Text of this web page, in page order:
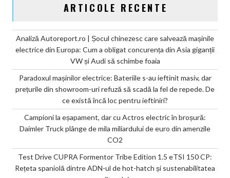
ARTICOLE RECENTE
Analiză Autoreport.ro | Șocul chinezesc care salvează mașinile
electrice din Europa: Cum a obligat concurența din Asia giganții
VW și Audi să schimbe foaia
Paradoxul mașinilor electrice: Bateriile s-au ieftinit masiv, dar
prețurile din showroom-uri refuză să scadă la fel de repede. De
ce există încă loc pentru ieftiniri?
Campioni la eșapament, dar cu Actros electric în broșură:
Daimler Truck plânge de mila miliardului de euro din amenzile
CO2
Test Drive CUPRA Formentor Tribe Edition 1.5 eTSI 150 CP:
Rețeta spaniolă dintre ADN-ul de hot-hatch și sustenabilitatea